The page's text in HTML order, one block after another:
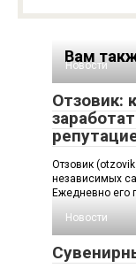
Вам
Новости
Отзовик:
Отзовик
независимых
Ежедневно его
Новости